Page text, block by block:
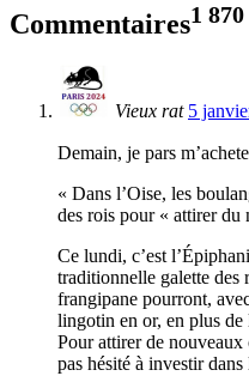
Commentaires1 870
Vieux rat 5
Demain, je pars
« Dans l’Oise, les
des rois pour « attirer du
Ce lundi, c’est
traditionnelle galette des
frangipane pourront,
lingotin en or, en plus de
Pour attirer de nouveaux
pas hésité à investir